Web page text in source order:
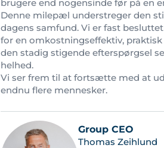
brugere end nogensinde før på en
Denne milepæl understreger den
dagens samfund. Vi er fast
for en omkostningseffektiv,
den stadig stigende efterspørgsel
helhed.
Vi ser frem til at fortsætte med at
endnu flere mennesker.
Group CEO
Thomas Zeihlund